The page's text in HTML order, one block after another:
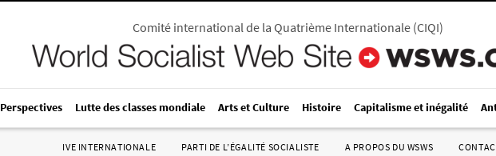
Comité international de la Quatrième Internationale(CIQI)
Perspectives Lutte des classes mondiale Arts et Culture Histoire Capitalisme et inégalité
IVE INTERNATIONALE PARTI DE L’ÉGALITÉ SOCIALISTE A PROPOS DU WSWS